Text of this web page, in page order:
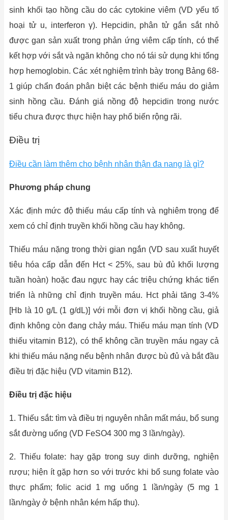
sinh khối tạo hồng cầu do các cytokine viêm (VD yếu tố
hoại tử u, interferon γ). Hepcidin, phân tử gắn sắt nhỏ
được gan sản xuất trong phản ứng viêm cấp tính, có thể
kết hợp với sắt và ngăn không cho nó tái sử dụng khi tổng
hợp hemoglobin. Các xét nghiệm trình bày trong Bảng 68-
1 giúp chẩn đoán phân biệt các bệnh thiếu máu do giảm
sinh hồng cầu. Đánh giá nồng độ hepcidin trong nước
tiểu chưa được thực hiện hay phổ biến rộng rãi.
Điều trị
Điều cần làm thêm cho bệnh nhân thận đa nang là gì?
Phương pháp chung
Xác định mức độ thiếu máu cấp tính và nghiêm trọng để
xem có chỉ định truyền khối hồng cầu hay không.
Thiếu máu nặng trong thời gian ngắn (VD sau xuất huyết
tiêu hóa cấp dẫn đến Hct < 25%, sau bù đủ khối lượng
tuần hoàn) hoặc đau ngực hay các triệu chứng khác tiến
triển là những chỉ định truyền máu. Hct phải tăng 3-4%
[Hb là 10 g/L (1 g/dL)] với mỗi đơn vị khối hồng cầu, giả
định không còn đang chảy máu. Thiếu máu mạn tính (VD
thiếu vitamin B12), có thể không cần truyền máu ngay cả
khi thiếu máu nặng nếu bệnh nhân được bù đủ và bắt đầu
điều trị đặc hiệu (VD vitamin B12).
Điều trị đặc hiệu
1. Thiếu sắt: tìm và điều trị nguyên nhân mất máu, bổ sung
sắt đường uống (VD FeSO4 300 mg 3 lần/ngày).
2. Thiếu folate: hay gặp trong suy dinh dưỡng, nghiện
rượu; hiện ít gặp hơn so với trước khi bổ sung folate vào
thực phẩm; folic acid 1 mg uống 1 lần/ngày (5 mg 1
lần/ngày ở bệnh nhân kém hấp thu).